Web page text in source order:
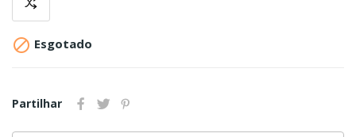
 Esgotado
Partilhar